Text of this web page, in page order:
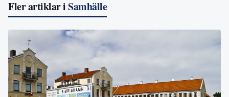
Fler artiklar iSamhälle